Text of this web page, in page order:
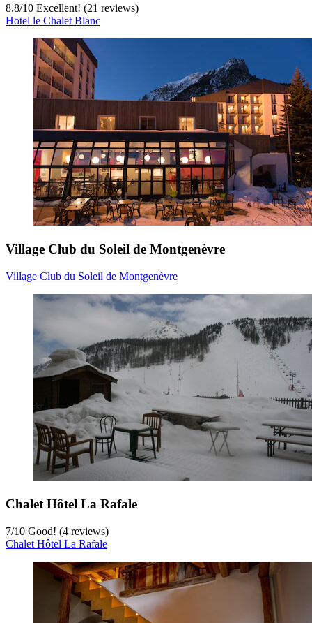
8.8/10 Excellent! (21 reviews)
Hotel le Chalet Blanc
Village Club du Soleil de Montgenèvre
Village Club du Soleil de Montgenèvre
Chalet Hôtel La Rafale
7/10 Good! (4 reviews)
Chalet Hôtel La Rafale